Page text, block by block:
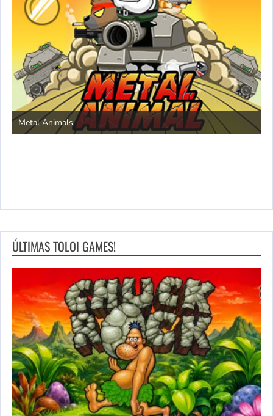
Metal Animals
ÚLTIMAS TOLOI GAMES!